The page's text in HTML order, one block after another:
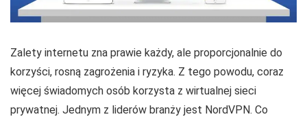
Zalety internetu zna prawie każdy, ale proporcjonalnie do
korzyści, rosną zagrożenia i ryzyka. Z tego powodu, coraz
więcej świadomych osób korzysta z wirtualnej sieci
prywatnej. Jednym z liderów branży jest NordVPN. Co